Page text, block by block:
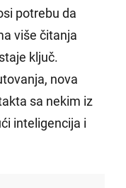
potrebu da
više čitanja
ključ.
nova
sa nekim iz
inteligencija i